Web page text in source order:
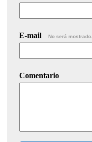
E-mail No será mostrado.
Comentario